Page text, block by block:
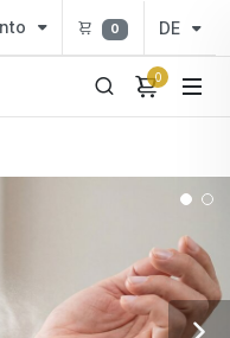
0 DE
0